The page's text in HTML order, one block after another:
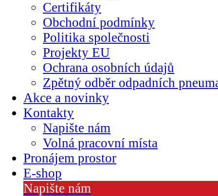
Certifikáty
Obchodní podmínky
Politika společnosti
Projekty EU
Ochrana osobních údajů
Zpětný odběr odpadních
Akce a novinky
Kontakty
Napište nám
Volná pracovní místa
Pronájem prostor
E-shop
Napište nám